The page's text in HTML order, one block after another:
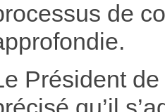
de
Président